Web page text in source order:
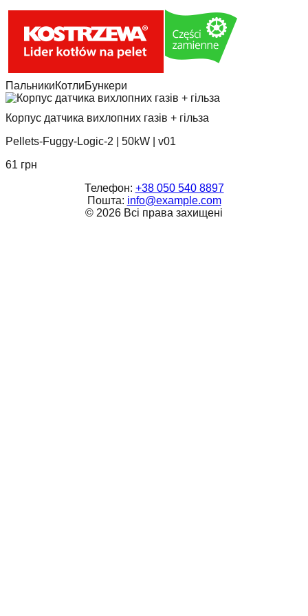
ПальникиКотлиБункери
Корпус датчика вихлопних газів + гільза
Pellets-Fuggy-Logic-2
50kW
v01
61 грн
Телефон: +38 050 540 8897
Пошта: info@example.com
© 2026 Всі права захищені